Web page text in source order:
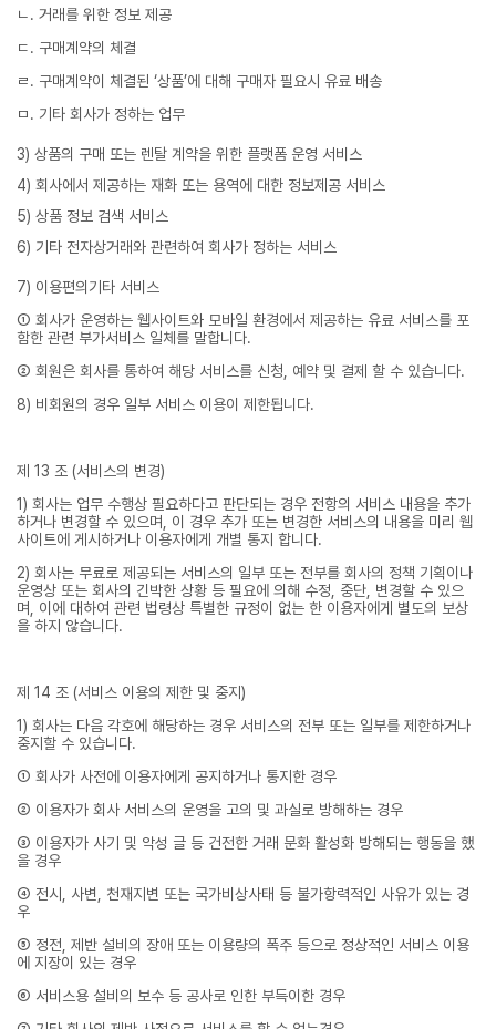
ㄴ. 거래를 위한 정보 제공
ㄷ. 구매계약의 체결
ㄹ. 구매계약이 체결된 ‘상품’에 대해 구매자 필요시 유료 배송
ㅁ. 기타 회사가 정하는 업무
3) 상품의 구매 또는 렌탈 계약을 위한 플랫폼 운영 서비스
4) 회사에서 제공하는 재화 또는 용역에 대한 정보제공 서비스
5) 상품 정보 검색 서비스
6) 기타 전자상거래와 관련하여 회사가 정하는 서비스
7) 이용편의기타 서비스
① 회사가 운영하는 웹사이트와 모바일 환경에서 제공하는 유료 서비스를 포
함한 관련 부가서비스 일체를 말합니다.
② 회원은 회사를 통하여 해당 서비스를 신청, 예약 및 결제 할 수 있습니다.
8) 비회원의 경우 일부 서비스 이용이 제한됩니다.
제 13 조 (서비스의 변경)
1) 회사는 업무 수행상 필요하다고 판단되는 경우 전항의 서비스 내용을 추가
하거나 변경할 수 있으며, 이 경우 추가 또는 변경한 서비스의 내용을 미리 웹
사이트에 게시하거나 이용자에게 개별 통지 합니다.
2) 회사는 무료로 제공되는 서비스의 일부 또는 전부를 회사의 정책 기획이나
운영상 또는 회사의 긴박한 상황 등 필요에 의해 수정, 중단, 변경할 수 있으
며, 이에 대하여 관련 법령상 특별한 규정이 없는 한 이용자에게 별도의 보상
을 하지 않습니다.
제 14 조 (서비스 이용의 제한 및 중지)
1) 회사는 다음 각호에 해당하는 경우 서비스의 전부 또는 일부를 제한하거나
중지할 수 있습니다.
① 회사가 사전에 이용자에게 공지하거나 통지한 경우
② 이용자가 회사 서비스의 운영을 고의 및 과실로 방해하는 경우
③ 이용자가 사기 및 악성 글 등 건전한 거래 문화 활성화 방해되는 행동을 했
을 경우
④ 전시, 사변, 천재지변 또는 국가비상사태 등 불가항력적인 사유가 있는 경
우
⑤ 정전, 제반 설비의 장애 또는 이용량의 폭주 등으로 정상적인 서비스 이용
에 지장이 있는 경우
⑥ 서비스용 설비의 보수 등 공사로 인한 부득이한 경우